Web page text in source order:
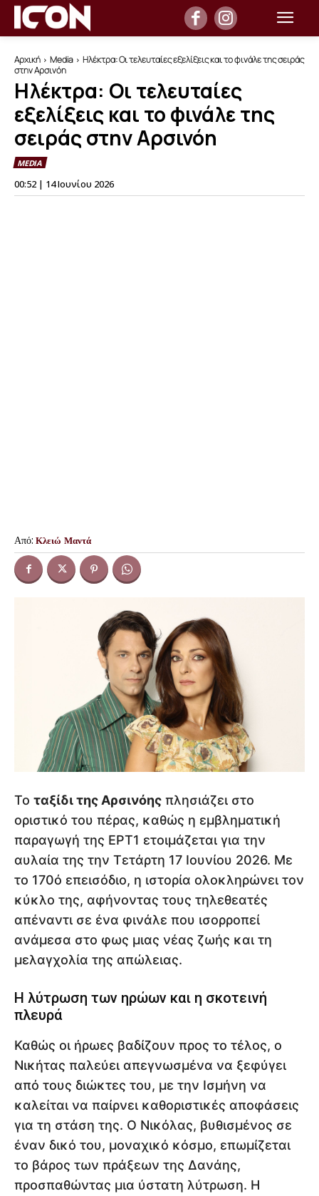
Αρχική Media
Ηλέκτρα: Οι τελευταίες εξελίξεις και το φινάλε της σειράς
στην Αρσινόη
Ηλέκτρα: Οι τελευταίες
εξελίξεις και το φινάλε της
σειράς στην Αρσινόη
MEDIA
00:52 | 14 Ιουνίου 2026
Από: Κλειώ Μαντά
Το ταξίδι της Αρσινόης πλησιάζει στο
οριστικό του πέρας, καθώς η εμβληματική
παραγωγή της ΕΡΤ1 ετοιμάζεται για την
αυλαία της την Τετάρτη 17 Ιουνίου 2026. Με
το 170ό επεισόδιο, η ιστορία ολοκληρώνει τον
κύκλο της, αφήνοντας τους τηλεθεατές
απέναντι σε ένα φινάλε που ισορροπεί
ανάμεσα στο φως μιας νέας ζωής και τη
μελαγχολία της απώλειας.
Η λύτρωση των ηρώων και η σκοτεινή
πλευρά
Καθώς οι ήρωες βαδίζουν προς το τέλος, ο
Νικήτας παλεύει απεγνωσμένα να ξεφύγει
από τους διώκτες του, με την Ισμήνη να
καλείται να παίρνει καθοριστικές αποφάσεις
για τη στάση της. Ο Νικόλας, βυθισμένος σε
έναν δικό του, μοναχικό κόσμο, επωμίζεται
το βάρος των πράξεων της Δανάης,
προσπαθώντας μια ύστατη λύτρωση. Η